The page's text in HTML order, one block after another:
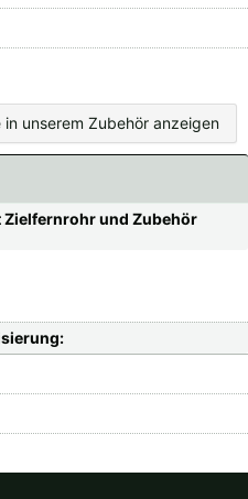
in unserem Zubehör anzeigen
Zielfernrohr und Zubehör